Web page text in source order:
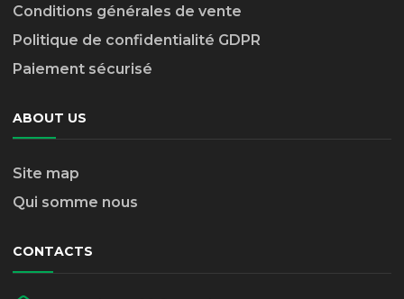
Conditions générales de vente
Politique de confidentialité GDPR
Paiement sécurisé
ABOUT US
Site map
Qui somme nous
CONTACTS